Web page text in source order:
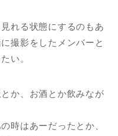
れる状態にするのもあ
撮影をしたメンバーと
い。
か、お酒とか飲みなが
時はあーだったとか、